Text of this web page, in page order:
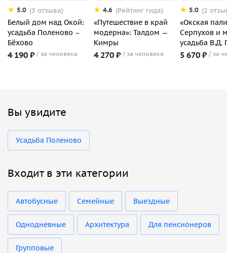
5.0 (3 отзыва)
Белый дом над Окой:
усадьба Поленово –
Бёхово
4 190 ₽ за человека
4.6 (Рейтинг гида)
«Путешествие в край
модерна»: Талдом —
Кимры
4 270 ₽ за человека
5.0 (2
«Окская
Серпухов и
усадьба В.Д.
5 670 ₽ за
Вы увидите
Усадьба Поленово
Входит в эти категории
Автобусные Семейные Выездные
Однодневные Архитектура Для пенсионеров
Групповые